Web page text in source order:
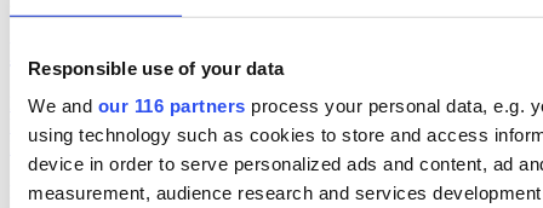
Responsible use of your data
We and our 116 partners process your personal data, e.g.
using technology such as cookies to store and access
device in order to serve personalized ads and content, ad
measurement, audience research and services
Moderaten Christian Holm lämnar sina politiska uppdrag i Karlstad
kommun och drar tillbaka sin kandidatur inför höstens riksdagsval.
Flera källor pekar ut anledningen.
politik